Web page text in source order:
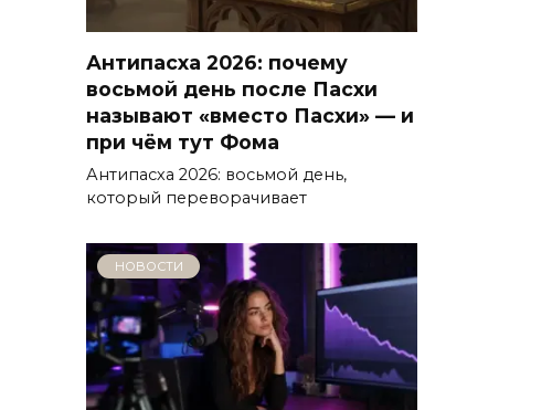
Антипасха 2026: почему
восьмой день после Пасхи
называют «вместо Пасхи» — и
при чём тут Фома
Антипасха 2026: восьмой день,
который переворачивает
НОВОСТИ